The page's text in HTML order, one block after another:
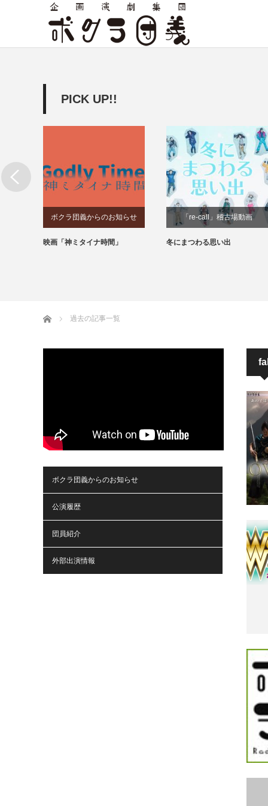
PICK UP!!
ボクラ団義からのお知らせ
映画「神ミタイナ時間」
「re-call」稽古場動画
冬にまつわる思い出
ホーム 過去の記事一覧
ボクラ団義からのお知らせ
公演履歴
団員紹介
外部出演情報